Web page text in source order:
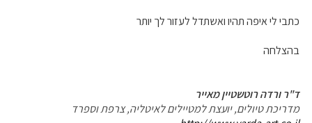
כתבי לי איפה תהיו ואשתדל לעזור לך יותר
בהצלחה
ד"ר ורדה רוטשטיין מאייר
מדריכת טיולים, יועצת למטיילים לאיטליה, צרפת וספרד